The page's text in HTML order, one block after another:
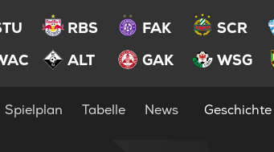
RBS FAK SCR
ALT GAK WSG
Spielplan Tabelle News Geschichte